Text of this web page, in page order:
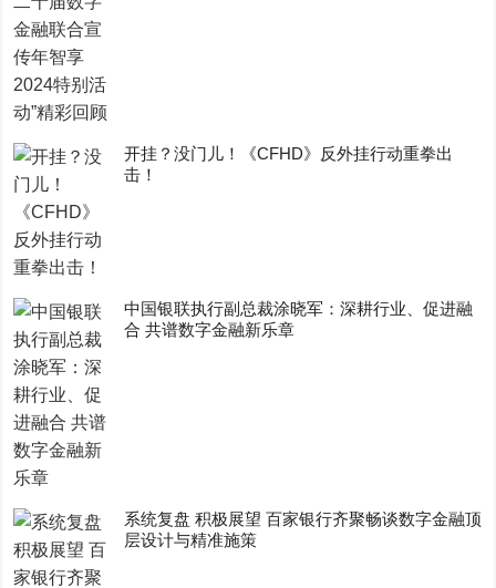
开挂？没门儿！《CFHD》反外挂行动重拳出
击！
中国银联执行副总裁涂晓军：深耕行业、促进融
合 共谱数字金融新乐章
系统复盘 积极展望 百家银行齐聚畅谈数字金融顶
层设计与精准施策